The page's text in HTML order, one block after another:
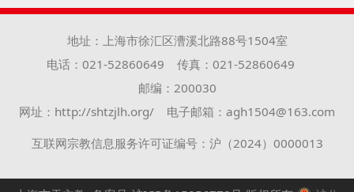
地址：上海市徐汇区漕溪北路88号1504室
电话：021-52860649
传真：021-52860649
邮编：200030
网址：http://shtzjlh.org/
电子邮箱：agh1504@163.com
互联网宗教信息服务许可证编号：沪（2024）0000013